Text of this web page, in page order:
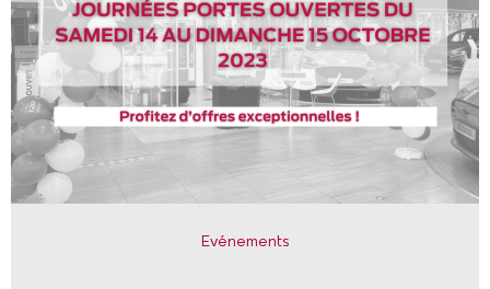
Evénements